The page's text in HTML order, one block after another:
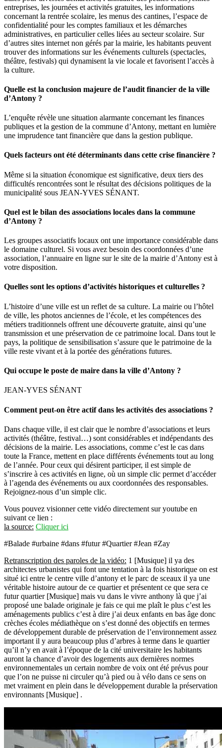
entreprises, les journées et activités gratuites, les informations
concernant la rentrée scolaire, les menus des cantines, l’espace de
confidentialité pour les comptes familiaux et les démarches
administratives, en particulier celles liées au secteur scolaire. Sur
d’autres sites internet non gérés par la mairie, les habitants peuvent
trouver des informations sur les événements culturels (spectacles,
théâtre, festivals) qui dynamisent la vie locale et favorisent l’accès à
la culture.
Quelle est la conclusion majeure de l’audit financier de la ville
d’Antony ?
L’enquête révèle une situation alarmante concernant les finances
publiques et la gestion de la commune d’Antony, mettant en lumière
une imprudence tant financière que dans la gestion publique.
Quels facteurs ont été déterminants dans cette crise financière ?
Même si la situation économique est significative, deux tiers des
difficultés rencontrées sont le résultat des décisions politiques de la
municipalité sous JEAN-YVES SÉNANT.
Quel est le bilan des associations locales dans la commune
d’Antony ?
Les groupes associatifs locaux ont une importance considérable dans
le domaine culturel. Si vous avez besoin des coordonnées d’une
association, l’annuaire en ligne sur le site de la mairie d’Antony est à
votre disposition.
Quelles sont les options d’activités historiques et culturelles ?
L’histoire d’une ville est un reflet de sa culture. La mairie ou l’hôtel
de ville, les photos anciennes de l’école, et les compétences des
métiers traditionnels offrent une découverte gratuite, ainsi qu’une
transmission et une préservation de ce patrimoine local. Dans tout le
pays, la politique de sensibilisation s’assure que le patrimoine de la
ville reste vivant et à la portée des générations futures.
Qui occupe le poste de maire dans la ville d’Antony ?
JEAN-YVES SÉNANT
Comment peut-on être actif dans les activités des associations ?
Dans chaque ville, il est clair que le nombre d’associations et leurs
activités (théâtre, festival…) sont considérables et indépendants des
décisions de la mairie. Les associations, comme c’est le cas dans
toute la France, mettent en place différents événements tout au long
de l’année. Pour ceux qui désirent participer, il est simple de
s’inscrire à ces activités en ligne, où un simple clic permet d’accéder
à l’agenda des événements ou aux coordonnées des responsables.
Rejoignez-nous d’un simple clic.
Vous pouvez visionner cette vidéo directement sur youtube en
suivant ce lien :
la source: Cliquer ici
#Balade #urbaine #dans #futur #Quartier #Jean #Zay
Retranscription des paroles de la vidéo: 1 [Musique] il ya des
architectes urbanistes qui font une tentation à la fois historique on est
situé ici entre le centre ville d’antony et le parc de sceaux il ya une
véritable histoire autour de ce quartier et présentent ce que sera ce
futur quartier [Musique] mais vu dans le vivre anthony là que j’ai
proposé une balade originale je fais ce qui me plaît le plus c’est les
aménagements publics c’est à dire j’ai deux enfants en bas âge donc
crèches écoles médiathèque on s’est donné des objectifs en termes
de développement durable de préservation de l’environnement assez
important il y aura beaucoup plus d’arbres à terme dans le quartier
qu’il n’y en avait à l’époque de la cité universitaire les habitants
auront la chance d’avoir des logements aux dernières normes
environnementales un certain nombre de voix ont été prévus pour
que l’on ne puisse ni circuler qu’à pied ou à vélo dans ce sens on
met vraiment en plein dans le développement durable la préservation
environnants [Musique] .